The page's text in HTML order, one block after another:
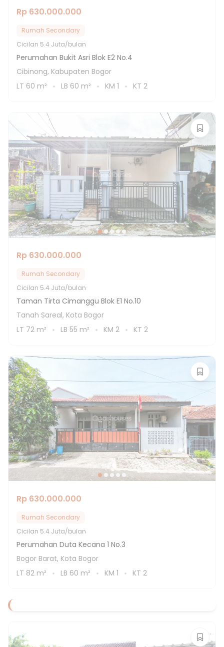
Rp 630.000.000
Rumah Secondary
Cicilan 5.4 Juta/bulan
Perumahan Bukit Asri Blok E2 No.4
Cibinong, Kabupaten Bogor
LT 60 m² LB 60 m² KM 1 KT 2
Rp 630.000.000
Rumah Secondary
Cicilan 5.4 Juta/bulan
Taman Tirta Cimanggu Blok E1 No.10
Tanah Sareal, Kota Bogor
LT 72 m² LB 55 m² KM 2 KT 2
Rp 630.000.000
Rumah Secondary
Cicilan 5.4 Juta/bulan
Perumahan Duta Kecana 1 No.3
Bogor Barat, Kota Bogor
LT 82 m² LB 60 m² KM 1 KT 2